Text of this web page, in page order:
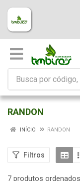
RANDON
INÍCIO RANDON
Filtros
7 produtos